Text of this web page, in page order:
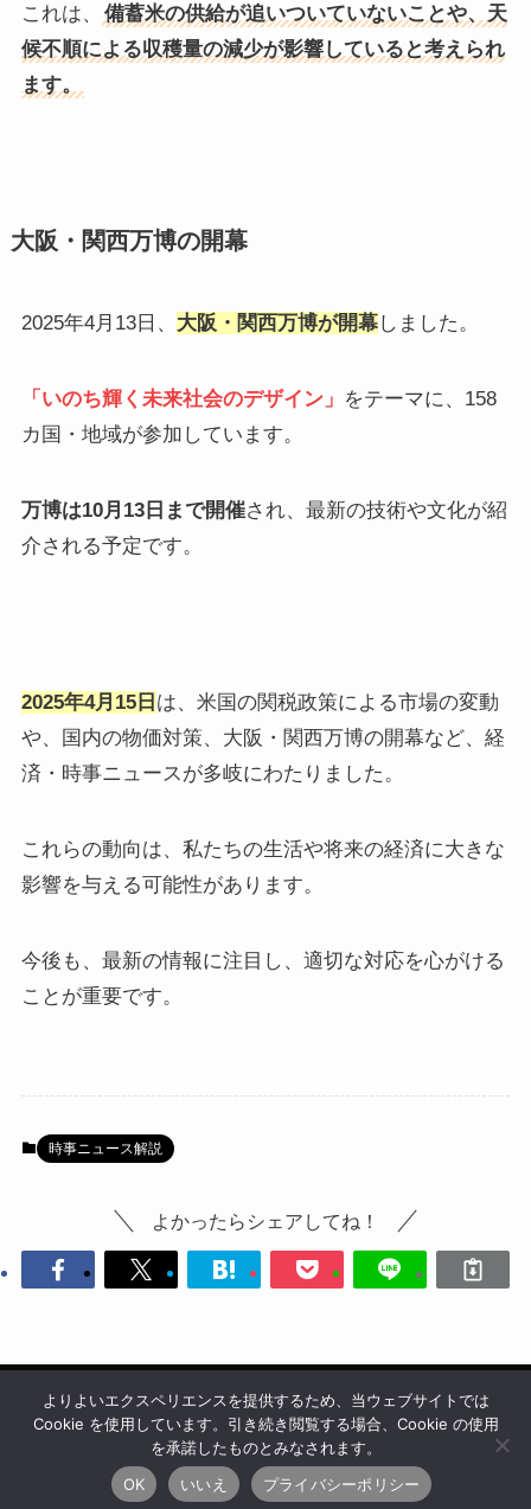
これは、
備蓄米の供給が追いついていないことや、天
候不順による収穫量の減少が影響していると考えられ
ます。
大阪・関西万博の開幕
2025年4月13日、 大阪・関西万博が開幕しました。​
「いのち輝く未来社会のデザイン」 をテーマに、158
カ国・地域が参加しています。
万博は10月13日まで開催され、最新の技術や文化が紹
介される予定です。​
2025年4月15日 は、米国の関税政策による市場の変動
や、国内の物価対策、大阪・関西万博の開幕など、経
済・時事ニュースが多岐にわたりました。
​これらの動向は、私たちの生活や将来の経済に大きな
影響を与える可能性があります。​
今後も、最新の情報に注目し、適切な対応を心がける
ことが重要です。
時事ニュース解説
よかったらシェアしてね！
会社情報 利用規約 プライバシーポリシー
サイトポリシー
編集ポリシー
お問い合わせ
© 2026 Interactive Partners, Inc.
よりよいエクスペリエンスを提供するため、当ウェブサイトでは
Cookie を使用しています。引き続き閲覧する場合、Cookie の使用
を承諾したものとみなされます。
OK
いいえ プライバシーポリシー